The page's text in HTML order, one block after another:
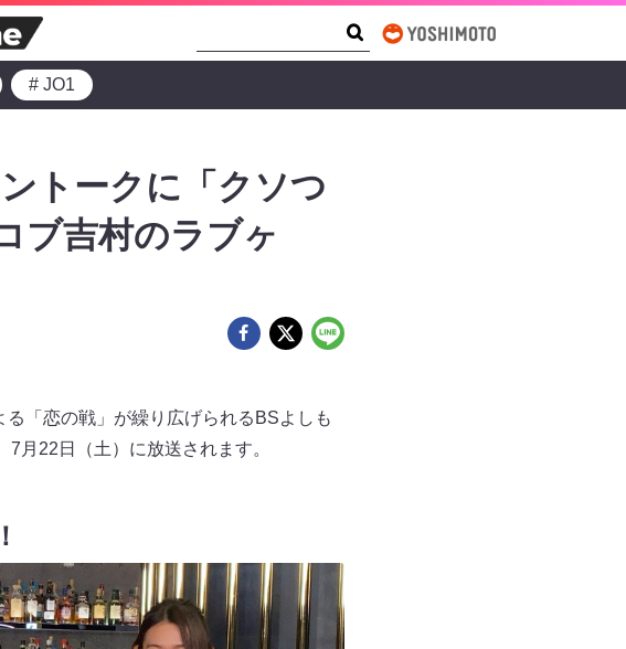
# JO1
トークに「クソつ
ブ吉村のラブヶ
「恋の戦」が繰り広げられるBSよしも
月22日（土）に放送されます。